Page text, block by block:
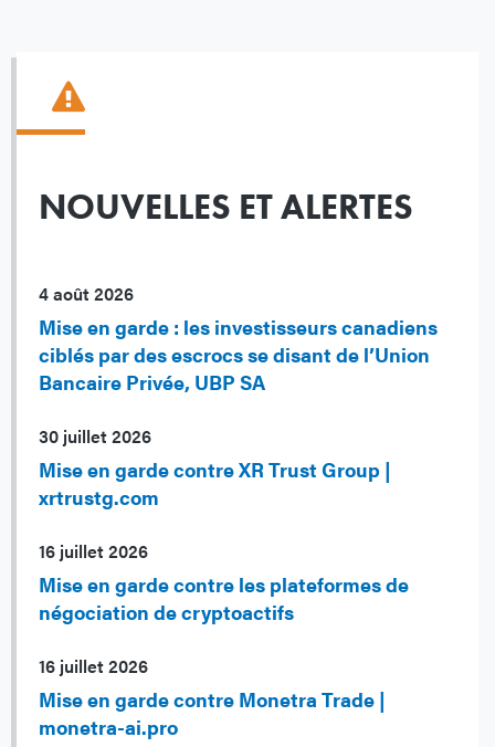
NOUVELLES ET ALERTES
4 août 2026
Mise en garde : les investisseurs canadiens
ciblés par des escrocs se disant de l’Union
Bancaire Privée, UBP SA
30 juillet 2026
Mise en garde contre XR Trust Group |
xrtrustg.com
16 juillet 2026
Mise en garde contre les plateformes de
négociation de cryptoactifs
16 juillet 2026
Mise en garde contre Monetra Trade |
monetra-ai.pro